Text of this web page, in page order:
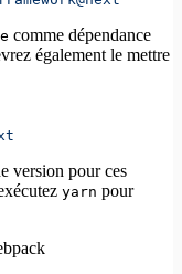
comme dépendance
également le mettre
version pour ces
yarn pour